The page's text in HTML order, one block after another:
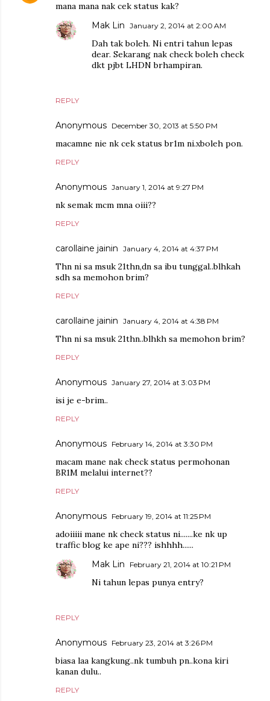
mana mana nak cek status kak?
REPLY
Mak Lin January 2, 2014 at 2:00 AM
Dah tak boleh. Ni entri tahun lepas
dear. Sekarang nak check boleh check
dkt pjbt LHDN brhampiran.
Anonymous December 30, 2013 at 5:50 PM
macamne nie nk cek status br1m ni.xboleh pon.
REPLY
Anonymous January 1, 2014 at 9:27 PM
nk semak mcm mna oiii??
REPLY
carollaine jainin January 4, 2014 at 4:37 PM
Thn ni sa msuk 21thn,dn sa ibu tunggal..blhkah
sdh sa memohon brim?
REPLY
carollaine jainin January 4, 2014 at 4:38 PM
Thn ni sa msuk 21thn..blhkh sa memohon brim?
REPLY
Anonymous January 27, 2014 at 3:03 PM
isi je e-brim..
REPLY
Anonymous February 14, 2014 at 3:30 PM
macam mane nak check status permohonan
BR1M melalui internet??
REPLY
Anonymous February 19, 2014 at 11:25 PM
adoiiiii mane nk check status ni.......ke nk up
traffic blog ke ape ni??? ishhhh......
REPLY
Mak Lin February 21, 2014 at 10:21 PM
Ni tahun lepas punya entry?
Anonymous February 23, 2014 at 3:26 PM
biasa laa kangkung..nk tumbuh pn..kona kiri
kanan dulu..
REPLY